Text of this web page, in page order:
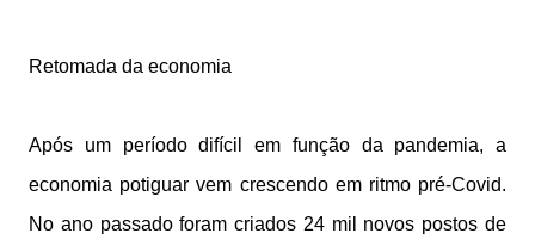
Retomada da economia
Após um período difícil em função da pandemia, a
economia potiguar vem crescendo em ritmo pré-Covid.
No ano passado foram criados 24 mil novos postos de